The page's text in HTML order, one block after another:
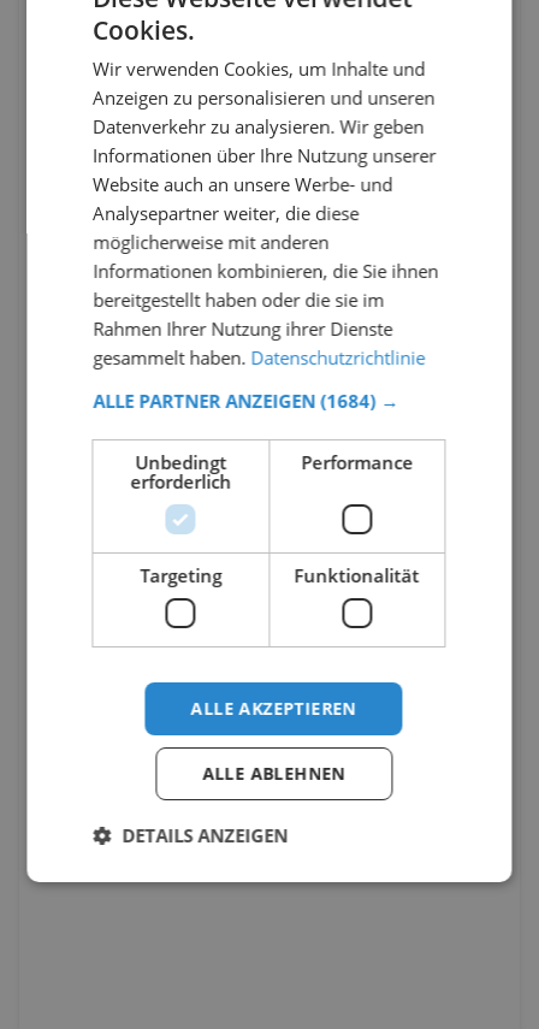
Cookies.
Wir verwenden Cookies, um Inhalte und
Anzeigen zu personalisieren und unseren
Datenverkehr zu analysieren. Wir geben
Informationen über Ihre Nutzung unserer
Website auch an unsere Werbe- und
Analysepartner weiter, die diese
möglicherweise mit anderen
Informationen kombinieren, die Sie ihnen
bereitgestellt haben oder die sie im
Rahmen Ihrer Nutzung ihrer Dienste
gesammelt haben. Datenschutzrichtlinie
ALLE PARTNER ANZEIGEN (1684) →
Unbedingt
erforderlich
Performance
Targeting Funktionalität
ALLE AKZEPTIEREN
ALLE ABLEHNEN
DETAILS ANZEIGEN